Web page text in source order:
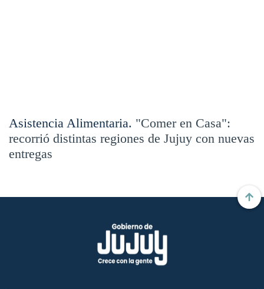
Asistencia Alimentaria. "Comer en Casa":
recorrió distintas regiones de Jujuy con nuevas
entregas